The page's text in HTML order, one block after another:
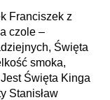
Franciszek z
czole –
Święta
smoka,
Święta Kinga
Stanisław